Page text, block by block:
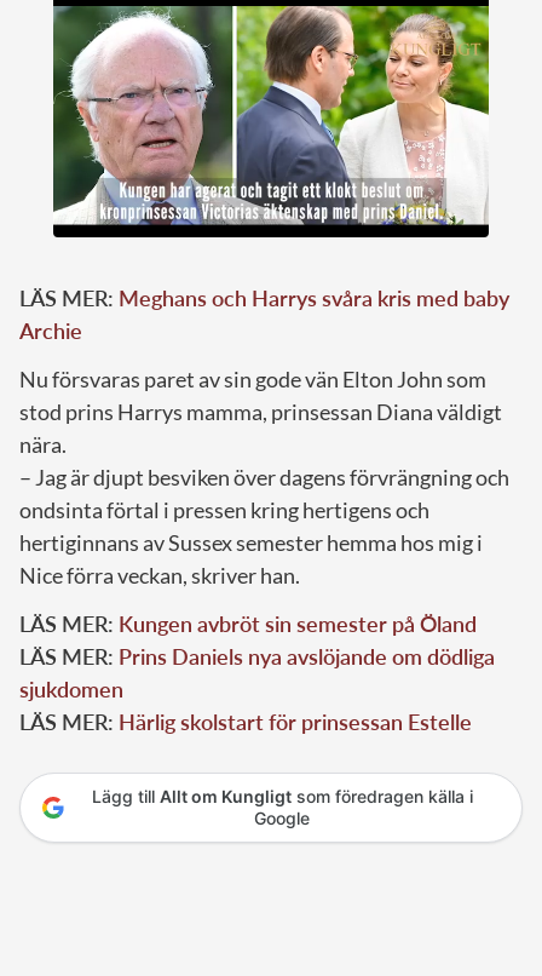
LÄS MER: Meghans och Harrys svåra kris med baby
Archie
Nu försvaras paret av sin gode vän Elton John som
stod prins Harrys mamma, prinsessan Diana väldigt
nära.
– Jag är djupt besviken över dagens förvrängning och
ondsinta förtal i pressen kring hertigens och
hertiginnans av Sussex semester hemma hos mig i
Nice förra veckan, skriver han.
LÄS MER: Kungen avbröt sin semester på Öland
LÄS MER: Prins Daniels nya avslöjande om dödliga
sjukdomen
LÄS MER: Härlig skolstart för prinsessan Estelle
Lägg till Allt om Kungligtsom föredragen källa i
Google